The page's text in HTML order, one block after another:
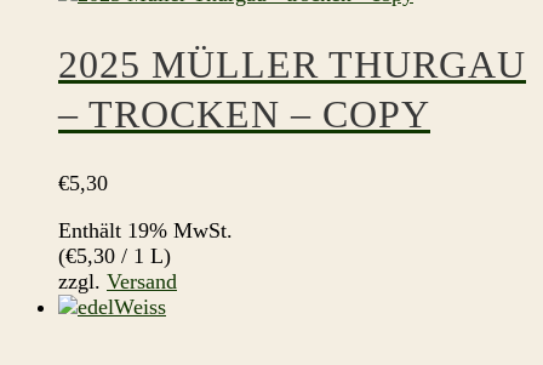
2025 MÜLLER THURGAU
– TROCKEN – COPY
€5,30
Enthält 19% MwSt.
(€5,30 / 1 L)
zzgl. Versand